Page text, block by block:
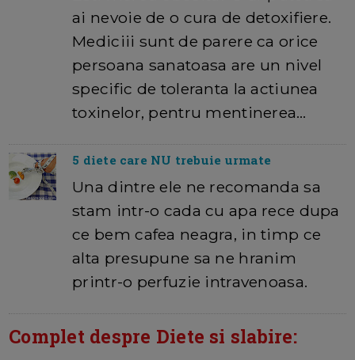
ai nevoie de o cura de detoxifiere.
Mediciii sunt de parere ca orice
persoana sanatoasa are un nivel
specific de toleranta la actiunea
toxinelor, pentru mentinerea…
5 diete care NU trebuie urmate
Una dintre ele ne recomanda sa
stam intr-o cada cu apa rece dupa
ce bem cafea neagra, in timp ce
alta presupune sa ne hranim
printr-o perfuzie intravenoasa.
Complet despre Diete si slabire: